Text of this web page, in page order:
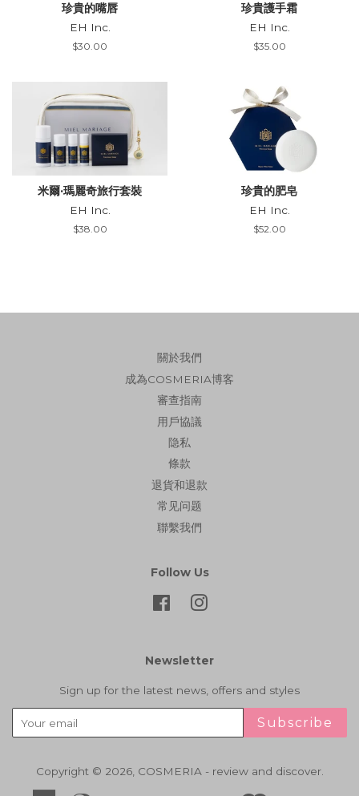
珍貴的嘴唇
EH Inc.
Regular
$30.00
珍貴護手霜
EH Inc.
Regular
$35.00
米爾·瑪麗奇旅行套裝
EH Inc.
Regular
$38.00
珍貴的肥皂
EH Inc.
Regular
$52.00
關於我們
成為COSMERIA博客
審查指南
用戶協議
隐私
條款
退貨和退款
常见问题
聯繫我們
Follow Us
FacebookInstagram
Newsletter
Sign up for the latest news, offers and styles
Subscribe
Copyright © 2026, COSMERIA - review and discover.